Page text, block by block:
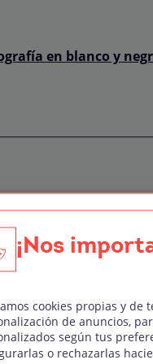
en blanco y
blanco y
de captar nuestro
más simple
una gran fuerza
blanco y negro es
¡Nos
cookies propias y de
de anuncios,
según tus
o rechazarlas